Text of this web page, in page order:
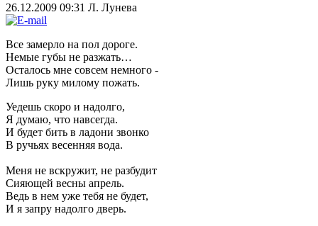
26.12.2009 09:31 Л. Лунева
Все замерло на пол дороге.
Немые губы не разжать…
Осталось мне совсем немного -
Лишь руку милому пожать.
Уедешь скоро и надолго,
Я думаю, что навсегда.
И будет бить в ладони звонко
В ручьях весенняя вода.
Меня не вскружит, не разбудит
Сияющей весны апрель.
Ведь в нем уже тебя не будет,
И я запру надолго дверь.